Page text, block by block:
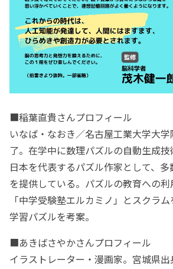
■稲葉直貴さんプロフィール
いなば・なおき／名古屋工業大学大
了。在学中に数理パズルの自動生成
日本を代表するパズル作家として、
を提供している。パズルの教育への利
「中学受験塾エルカミノ」とスクラ
学習パズルを考案。
■あきばさやかさんプロフィール
イラストレーター・漫画家。宮城県